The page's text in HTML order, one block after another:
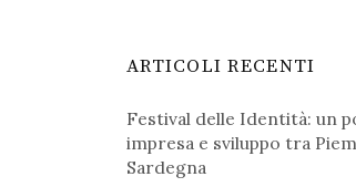
ARTICOLI RECENTI
Festival delle Identità: un
impresa e sviluppo tra
Sardegna